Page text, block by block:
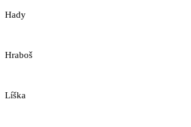
Hady
Hraboš
Líška